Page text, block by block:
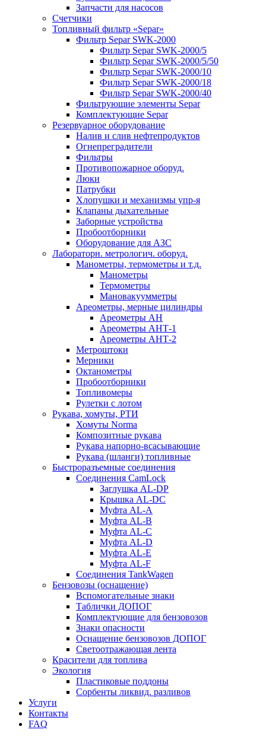
Запчасти для насосов
Счетчики
Топливный фильтр «Separ»
Фильтр Separ SWK-2000
Фильтр Separ SWK-2000/5
Фильтр Separ SWK-2000/5/50
Фильтр Separ SWK-2000/10
Фильтр Separ SWK-2000/18
Фильтр Separ SWK-2000/40
Фильтрующие элементы Separ
Комплектующие Separ
Резервуарное оборудование
Налив и слив нефтепродуктов
Огнепреградители
Фильтры
Противопожарное оборуд.
Люки
Патрубки
Хлопушки и механизмы упр-я
Клапаны дыхательные
Заборные устройства
Пробоотборники
Оборудование для АЗС
Лабораторн. метрологич. оборуд.
Манометры, термометры и т.д.
Манометры
Термометры
Мановакуумметры
Ареометры, мерные цилиндры
Ареометры АН
Ареометры АНТ-1
Ареометры АНТ-2
Метроштоки
Мерники
Октанометры
Пробоотборники
Топливомеры
Рулетки с лотом
Рукава, хомуты, РТИ
Хомуты Norma
Композитные рукава
Рукава напорно-всасывающие
Рукава (шланги) топливные
Быстроразъемные соединения
Соединения CamLock
Заглушка AL-DP
Крышка AL-DC
Муфта AL-A
Муфта AL-B
Муфта AL-C
Муфта AL-D
Муфта AL-E
Муфта AL-F
Соединения TankWagen
Бензовозы (оснащение)
Вспомогательные знаки
Таблички ДОПОГ
Комплектующие для бензовозов
Знаки опасности
Оснащение бензовозов ДОПОГ
Светоотражающая лента
Красители для топлива
Экология
Пластиковые поддоны
Сорбенты ликвид. разливов
Услуги
Контакты
FAQ